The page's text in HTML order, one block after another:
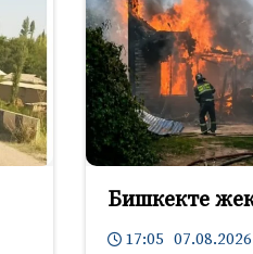
Бишкекте
17:05 07.08.2026